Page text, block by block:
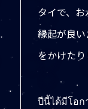
タイで、お
縁起が良
をかけたり
ปีนี้ได้มีโอก